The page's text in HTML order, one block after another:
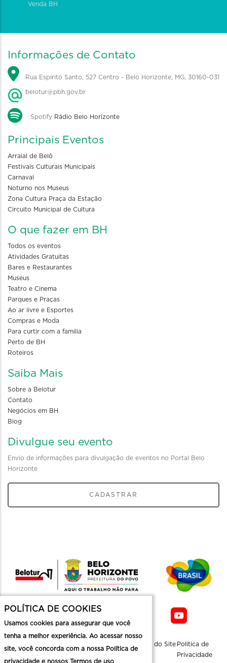
Venda BH
Informações de Contato
Rua Espírito Santo, 527 Centro - Belo Horizonte, MG, 30160-031
belotur@pbh.gov.br
Spotify Rádio Belo Horizonte
Principais Eventos
Arraial de Belô
Festivais Culturais Municipais
Carnaval
Noturno nos Museus
Zona Cultura Praça da Estação
Circuito Municipal de Cultura
O que fazer em BH
Todos os eventos
Atividades Gratuitas
Bares e Restaurantes
Museus
Teatro e Cinema
Parques e Praças
Ao ar livre e Esportes
Compras e Moda
Para curtir com a familia
Perto de BH
Roteiros
Saiba Mais
Sobre a Belotur
Contato
Negócios em BH
Blog
Divulgue seu evento
Envio de informações para divulgação de eventos no Portal Belo
Horizonte
CADASTRAR
Mapa do Site Politica de
Privacidade
POLÍTICA DE COOKIES
Usamos cookies para assegurar que você
tenha a melhor experiência. Ao acessar nosso
site, você concorda com a nossa Política de
privacidade e nossos Termos de uso